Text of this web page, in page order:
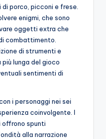
porco, picconi e frese.
enigmi, che sono
oggetti extra che
combattimento.
di strumenti e
più lunga del gioco
sentimenti di
i personaggi nei sei
coinvolgente. I
offrono spunti
alla narrazione